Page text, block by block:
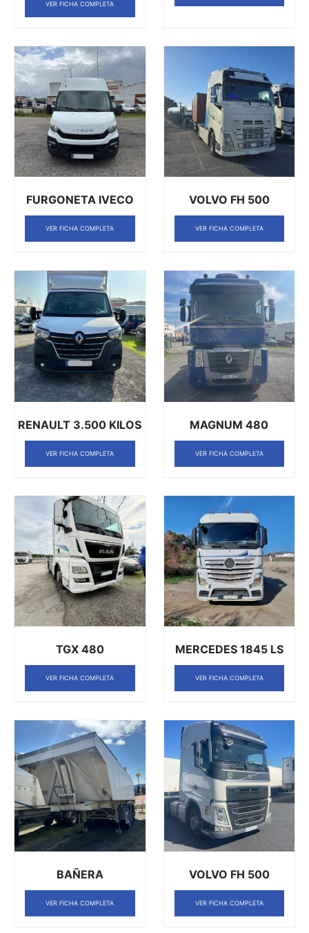
VER FICHA COMPLETA
FURGONETA IVECO
VER FICHA COMPLETA
VOLVO FH 500
VER FICHA COMPLETA
RENAULT 3.500 KILOS
VER FICHA COMPLETA
MAGNUM 480
VER FICHA COMPLETA
TGX 480
VER FICHA COMPLETA
MERCEDES 1845 LS
VER FICHA COMPLETA
BAÑERA
VER FICHA COMPLETA
VOLVO FH 500
VER FICHA COMPLETA